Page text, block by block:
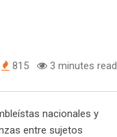
815 3 minutes read
nacionales y
entre sujetos